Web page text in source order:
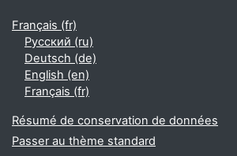
Français ‎(fr)‎
Русский ‎(ru)‎
Deutsch ‎(de)‎
English ‎(en)‎
Français ‎(fr)‎
Résumé de conservation de données
Passer au thème standard